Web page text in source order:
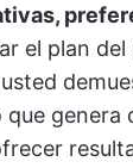
el plan
genera